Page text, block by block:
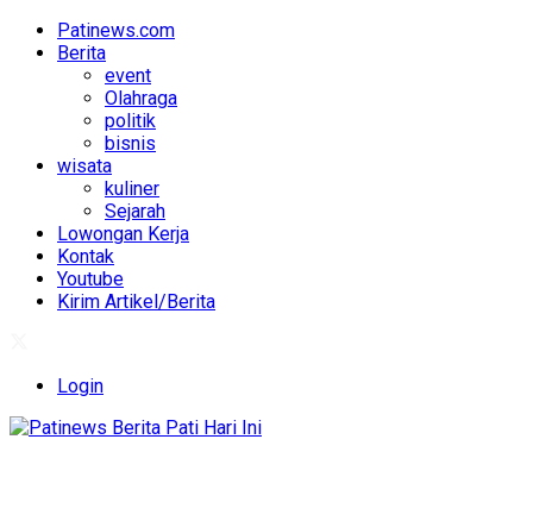
Patinews.com
Berita
event
Olahraga
politik
bisnis
wisata
kuliner
Sejarah
Lowongan Kerja
Kontak
Youtube
Kirim Artikel/Berita
Login